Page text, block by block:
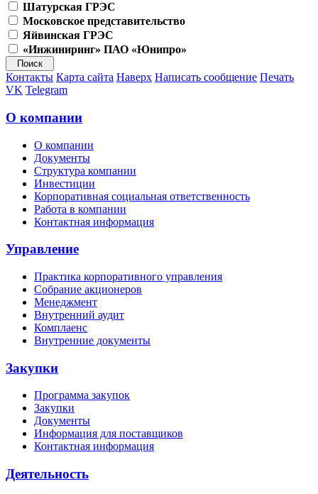
Шатурская ГРЭС
Московское представительство
Яйвинская ГРЭС
«Инжиниринг» ПАО «Юнипро»
Контакты Карта сайта Наверх Написать сообщение Печать
VK Telegram
О компании
О компании
Документы
Структура компании
Инвестиции
Корпоративная социальная ответственность
Работа в компании
Контактная информация
Управление
Практика корпоративного управления
Собрание акционеров
Менеджмент
Внутренний аудит
Комплаенс
Внутренние документы
Закупки
Программа закупок
Закупки
Документы
Информация для поставщиков
Контактная информация
Деятельность